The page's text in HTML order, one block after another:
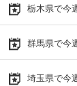
栃木県で今
群馬県で今
埼玉県で今